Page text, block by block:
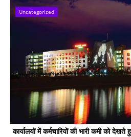
Uncategorized
कार्यालयों में कर्मचारियों की भारी कमी को देखते